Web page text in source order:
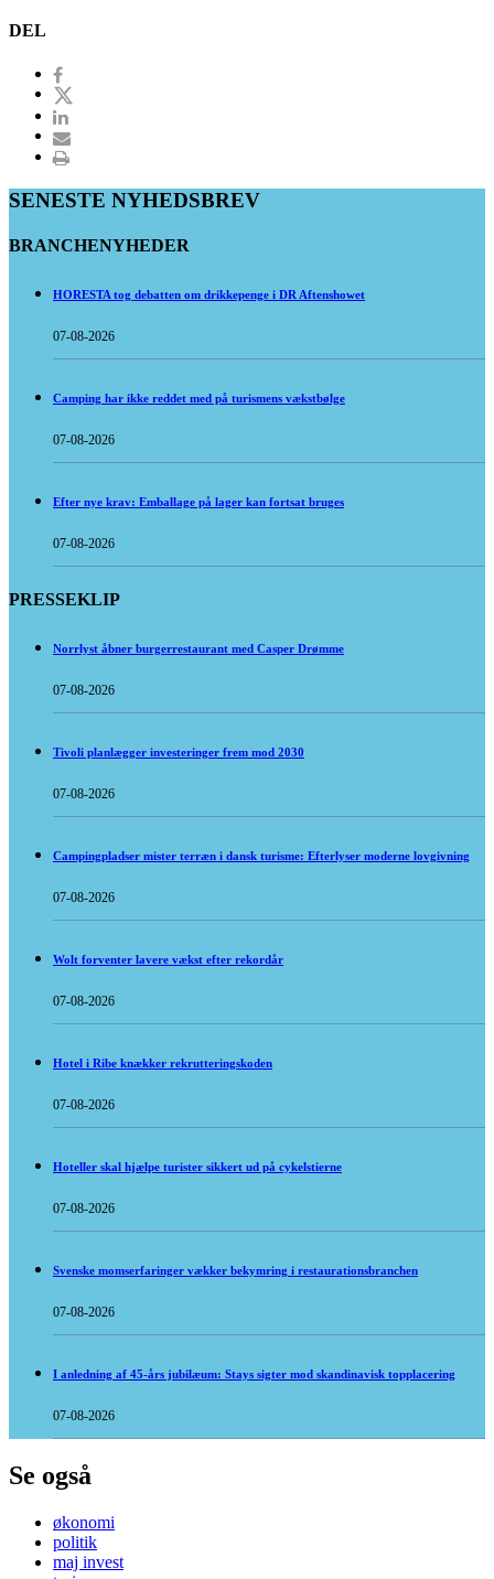
DEL
SENESTE NYHEDSBREV
BRANCHENYHEDER
HORESTA tog debatten om drikkepenge i DR Aftenshowet
07-08-2026
Camping har ikke reddet med på turismens vækstbølge
07-08-2026
Efter nye krav: Emballage på lager kan fortsat bruges
07-08-2026
PRESSEKLIP
Norrlyst åbner burgerrestaurant med Casper Drømme
07-08-2026
Tivoli planlægger investeringer frem mod 2030
07-08-2026
Campingpladser mister terræn i dansk turisme: Efterlyser moderne lovgivning
07-08-2026
Wolt forventer lavere vækst efter rekordår
07-08-2026
Hotel i Ribe knækker rekrutteringskoden
07-08-2026
Hoteller skal hjælpe turister sikkert ud på cykelstierne
07-08-2026
Svenske momserfaringer vækker bekymring i restaurationsbranchen
07-08-2026
I anledning af 45-års jubilæum: Stays sigter mod skandinavisk topplacering
07-08-2026
Se også
økonomi
politik
maj invest